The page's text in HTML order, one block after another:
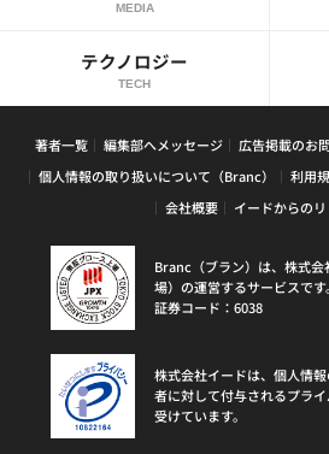
MEDIA
テクノロジー
TECH
著者一覧 編集部へメッセージ 広告掲載のお
個人情報の取り扱いについて（Branc）
利用
会社概要
イードからの
Branc（ブラン）は、株式
場）の運営するサービスです。
証券コード：6038
株式会社イードは、個人情
者に対して付与されるプラ
受けています。